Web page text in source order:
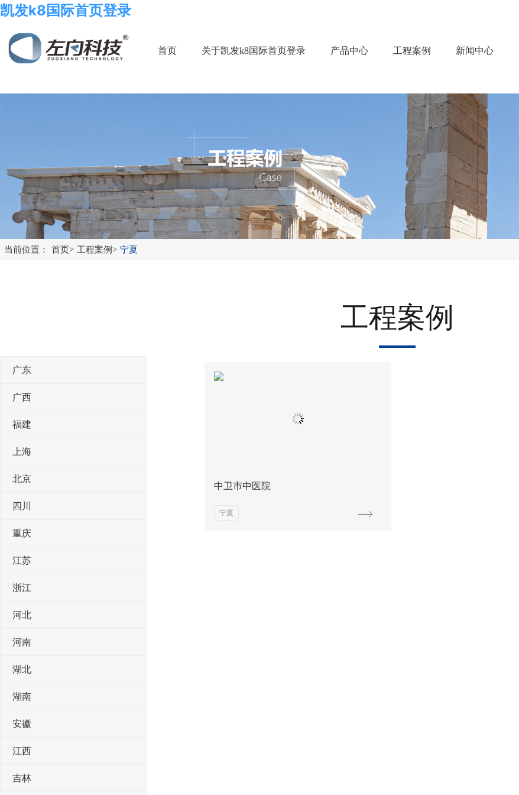
凯发k8国际首页登录
首页 关于凯发k8国际首页登录 产品中心 工程案例 新闻中心
当前位置： 首页> 工程案例> 宁夏
工程案例
广东
广西
福建
上海
北京
四川
重庆
江苏
浙江
河北
河南
湖北
湖南
安徽
江西
吉林
中卫市中医院
宁夏